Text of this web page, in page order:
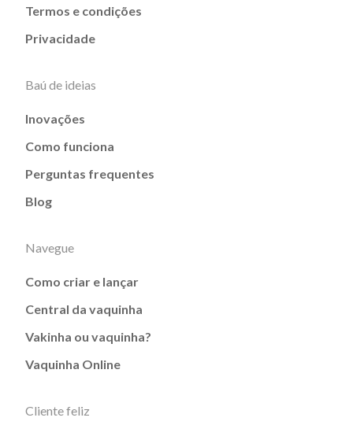
Termos e condições
Privacidade
Baú de ideias
Inovações
Como funciona
Perguntas frequentes
Blog
Navegue
Como criar e lançar
Central da vaquinha
Vakinha ou vaquinha?
Vaquinha Online
Cliente feliz